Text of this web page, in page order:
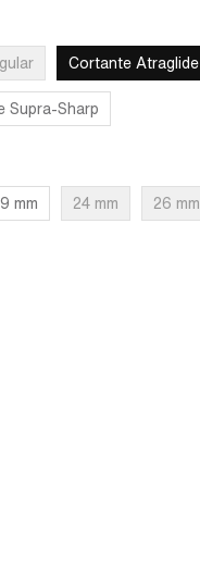
Cortante Atraglide
Supra-Sharp
mm 24 mm 26 mm